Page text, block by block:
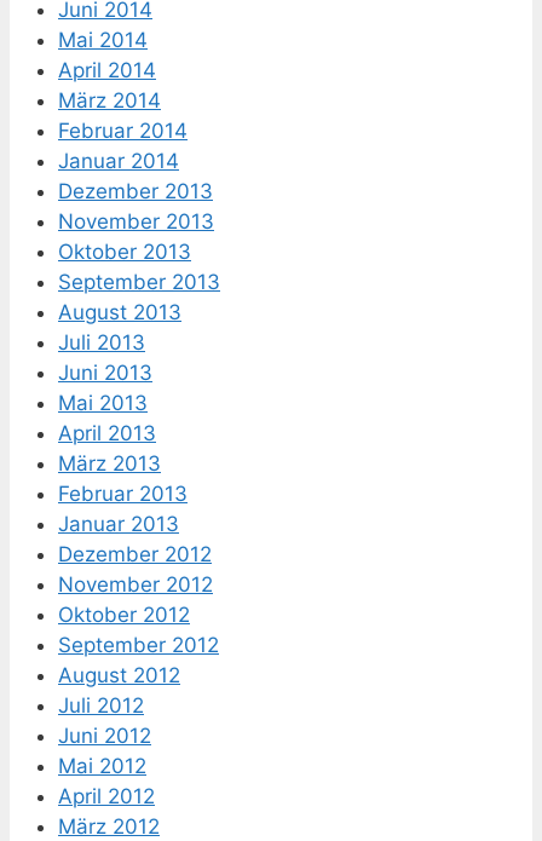
Juni 2014
Mai 2014
April 2014
März 2014
Februar 2014
Januar 2014
Dezember 2013
November 2013
Oktober 2013
September 2013
August 2013
Juli 2013
Juni 2013
Mai 2013
April 2013
März 2013
Februar 2013
Januar 2013
Dezember 2012
November 2012
Oktober 2012
September 2012
August 2012
Juli 2012
Juni 2012
Mai 2012
April 2012
März 2012